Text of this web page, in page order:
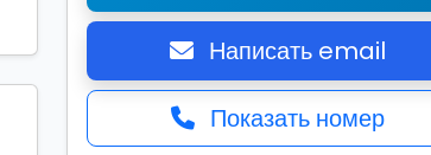
Написать email
Показать номер